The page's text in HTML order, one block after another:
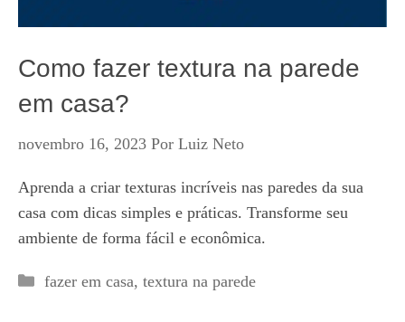
Como fazer textura na parede
em casa?
novembro 16, 2023 Por Luiz Neto
Aprenda a criar texturas incríveis nas paredes da sua
casa com dicas simples e práticas. Transforme seu
ambiente de forma fácil e econômica.
Categorias
fazer em casa, textura na parede